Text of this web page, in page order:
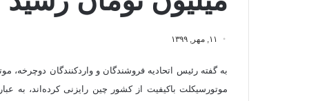
۱۱, مهر, ۱۳۹۹
به گفته رئیس اتحادیه فروشندگان و واردکنندگان دوچرخه،
موتورسیکلت باکیفیت از کشور چین رایزنی کرد‌ه‌اند، به